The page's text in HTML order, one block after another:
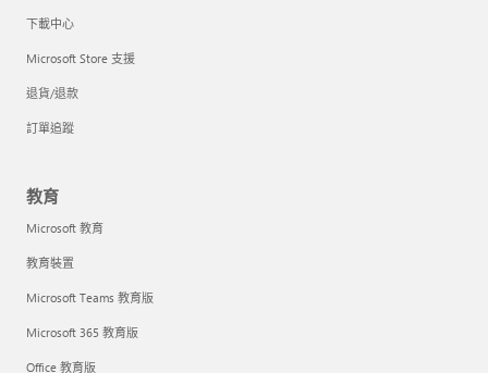
下載中心
Microsoft Store 支援
退貨/退款
訂單追蹤
教育
Microsoft 教育
教育裝置
Microsoft Teams 教育版
Microsoft 365 教育版
Office 教育版